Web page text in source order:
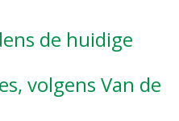
de huidige
volgens Van de